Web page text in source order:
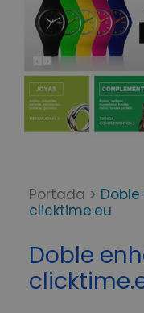
Portada >
clicktime.eu
Doble